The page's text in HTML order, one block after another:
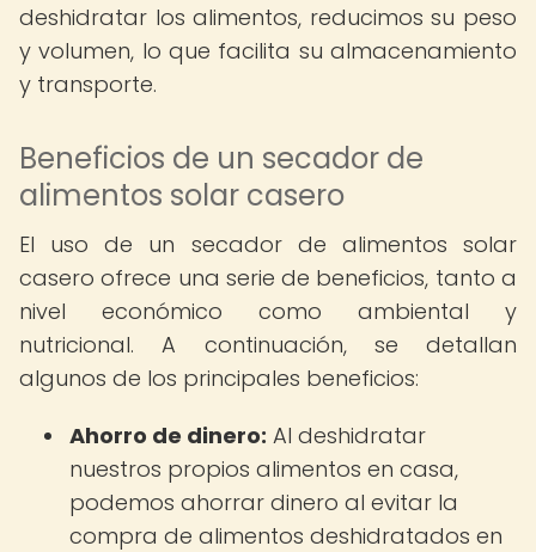
deshidratar los alimentos, reducimos su peso
y volumen, lo que facilita su almacenamiento
y transporte.
Beneficios de un secador de
alimentos solar casero
El uso de un secador de alimentos solar
casero ofrece una serie de beneficios, tanto a
nivel económico como ambiental y
nutricional. A continuación, se detallan
algunos de los principales beneficios:
Ahorro de dinero: Al deshidratar
nuestros propios alimentos en casa,
podemos ahorrar dinero al evitar la
compra de alimentos deshidratados en